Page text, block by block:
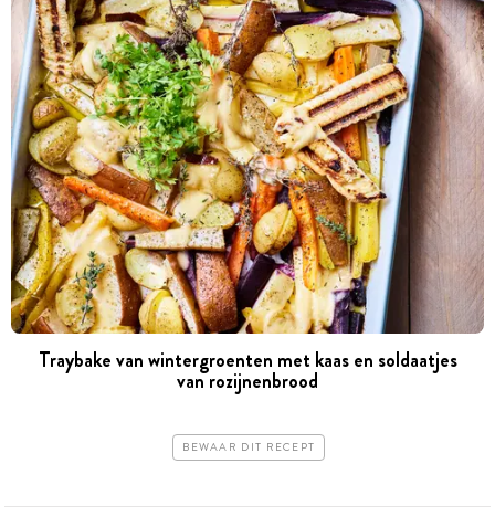
Traybake van wintergroenten met kaas en soldaatjes
van rozijnenbrood
BEWAAR DIT RECEPT